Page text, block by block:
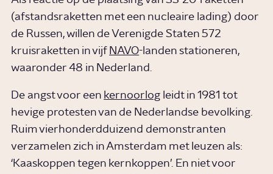
(afstandsraketten met een nucleaire lading) door
de Russen, willen de Verenigde Staten 572
kruisraketten in vijf NAVO-landen stationeren,
waaronder 48 in Nederland.
De angst voor een kernoorlog leidt in 1981 tot
hevige protesten van de Nederlandse bevolking.
Ruim vierhonderdduizend demonstranten
verzamelen zich in Amsterdam met leuzen als:
‘Kaaskoppen tegen kernkoppen’. En niet voor